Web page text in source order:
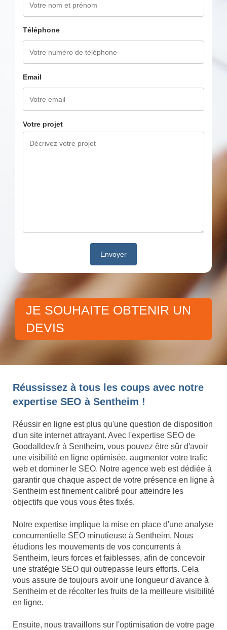
Téléphone
Email
Votre projet
JE SOUHAITE OBTENIR UN
DEVIS
Réussissez à tous les coups avec notre
expertise SEO à Sentheim !
Réussir en ligne est plus qu'une question de disposition
d'un site internet attrayant. Avec l'expertise SEO de
Goodalldev.fr à Sentheim, vous pouvez être sûr d'avoir
une visibilité en ligne optimisée, augmenter votre trafic
web et dominer le SEO. Notre agence web est dédiée à
garantir que chaque aspect de votre présence en ligne à
Sentheim est finement calibré pour atteindre les
objectifs que vous vous êtes fixés.
Notre expertise implique la mise en place d'une analyse
concurrentielle SEO minutieuse à Sentheim. Nous
étudions les mouvements de vos concurrents à
Sentheim, leurs forces et faiblesses, afin de concevoir
une stratégie SEO qui outrepasse leurs efforts. Cela
vous assure de toujours avoir une longueur d'avance à
Sentheim et de récolter les fruits de la meilleure visibilité
en ligne.
Ensuite, nous travaillons sur l'optimisation de votre page